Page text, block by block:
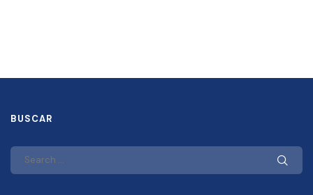
BUSCAR